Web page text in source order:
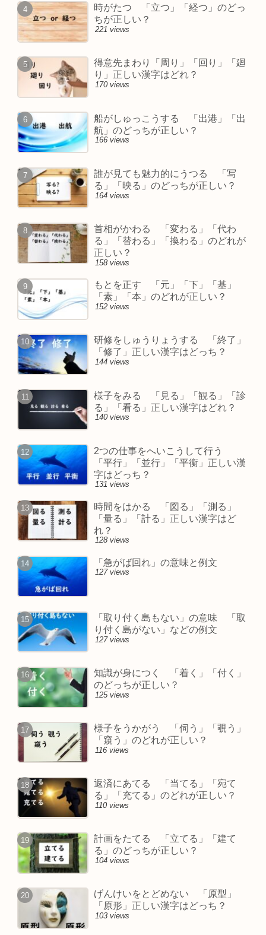
時がたつ 「立つ」「経つ」のどっ
ちが正しい？
221 views
得意先まわり「周り」「回り」「廻
り」正しい漢字はどれ？
170 views
船がしゅっこうする 「出港」「出
航」のどっちが正しい？
166 views
誰が見ても魅力的にうつる 「写
る」「映る」のどっちが正しい？
164 views
首相がかわる 「変わる」「代わ
る」「替わる」「換わる」のどれが
正しい？
158 views
もとを正す 「元」「下」「基」
「素」「本」のどれが正しい？
152 views
研修をしゅうりょうする 「終了」
「修了」正しい漢字はどっち？
144 views
様子をみる 「見る」「観る」「診
る」「看る」正しい漢字はどれ？
140 views
2つの仕事をへいこうして行う
「平行」「並行」「平衡」正しい漢
字はどっち？
131 views
時間をはかる 「図る」「測る」
「量る」「計る」正しい漢字はど
れ？
128 views
「急がば回れ」の意味と例文
127 views
「取り付く島もない」の意味 「取
り付く島がない」などの例文
127 views
知識が身につく 「着く」「付く」
のどっちが正しい？
125 views
様子をうかがう 「伺う」「覗う」
「窺う」のどれが正しい？
116 views
返済にあてる 「当てる」「宛て
る」「充てる」のどれが正しい？
110 views
計画をたてる 「立てる」「建て
る」のどっちが正しい？
104 views
げんけいをとどめない 「原型」
「原形」正しい漢字はどっち？
103 views